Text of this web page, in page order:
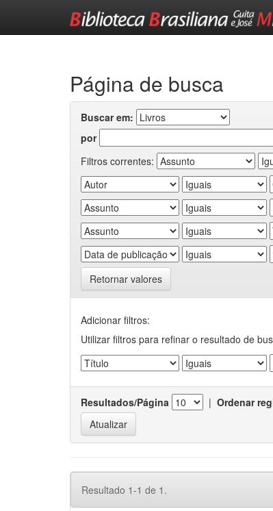
Página de busca
Buscar em:
por
Filtros correntes:
Retornar valores
Adicionar filtros:
Utilizar filtros para refinar o resultado de
Resultados/Página | Ordenar
Resultado 1-1 de 1.